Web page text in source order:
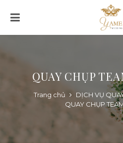
QUAY CHỤP
Trang chủ
DỊCH VỤ
QUAY CHỤP